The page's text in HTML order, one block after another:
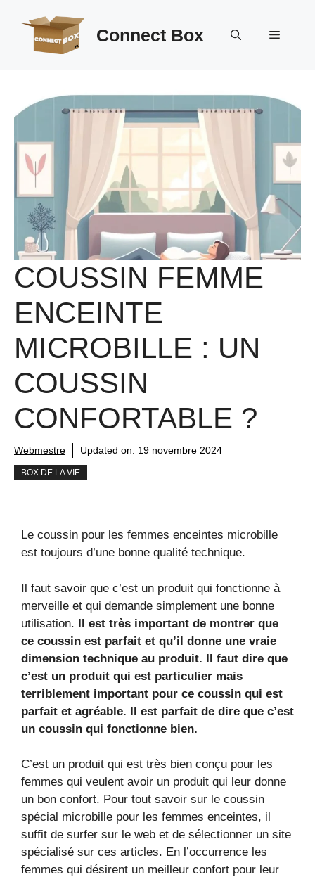
contenu
Connect Box Menu
COUSSIN FEMME
ENCEINTE
MICROBILLE : UN
COUSSIN
CONFORTABLE ?
Webmestre Updated on: 19 novembre 2024
BOX DE LA VIE
Le coussin pour les femmes enceintes microbille
est toujours d’une bonne qualité technique.
Il faut savoir que c’est un produit qui fonctionne à
merveille et qui demande simplement une bonne
utilisation. Il est très important de montrer que
ce coussin est parfait et qu’il donne une vraie
dimension technique au produit. Il faut dire que
c’est un produit qui est particulier mais
terriblement important pour ce coussin qui est
parfait et agréable. Il est parfait de dire que c’est
un coussin qui fonctionne bien.
C’est un produit qui est très bien conçu pour les
femmes qui veulent avoir un produit qui leur donne
un bon confort. Pour tout savoir sur le coussin
spécial microbille pour les femmes enceintes, il
suffit de surfer sur le web et de sélectionner un site
spécialisé sur ces articles. En l’occurrence les
femmes qui désirent un meilleur confort pour leur